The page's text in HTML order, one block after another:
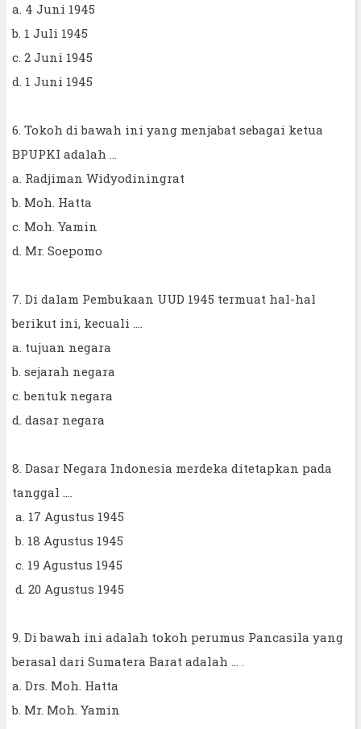
a. 4 Juni 1945
b. 1 Juli 1945
c. 2 Juni 1945
d. 1 Juni 1945
6. Tokoh di bawah ini yang menjabat sebagai ketua
BPUPKI adalah ...
a. Radjiman Widyodiningrat
b. Moh. Hatta
c. Moh. Yamin
d. Mr. Soepomo
7. Di dalam Pembukaan UUD 1945 termuat hal-hal
berikut ini, kecuali ....
a. tujuan negara
b. sejarah negara
c. bentuk negara
d. dasar negara
8. Dasar Negara Indonesia merdeka ditetapkan pada
tanggal ....
a. 17 Agustus 1945
b. 18 Agustus 1945
c. 19 Agustus 1945
d. 20 Agustus 1945
9. Di bawah ini adalah tokoh perumus Pancasila yang
berasal dari Sumatera Barat adalah ... .
a. Drs. Moh. Hatta
b. Mr. Moh. Yamin